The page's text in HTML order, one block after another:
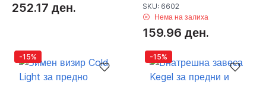
252.17 ден.
SKU: 6602
Нема на залиха
159.96 ден.
-15% -15%